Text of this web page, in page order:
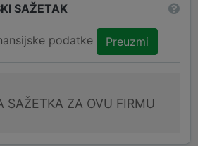
SAŽETAK
podatke Preuzmi
SAŽETKA ZA OVU FIRMU